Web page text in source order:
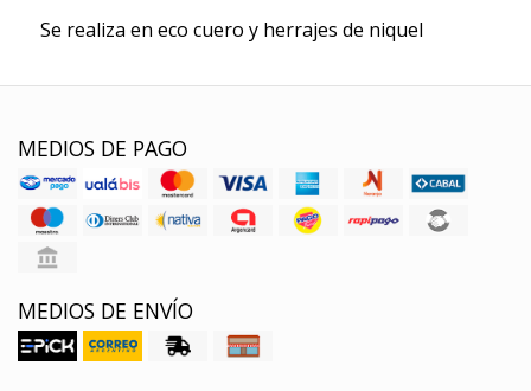
Se realiza en eco cuero y herrajes de niquel
MEDIOS DE PAGO
MEDIOS DE ENVÍO